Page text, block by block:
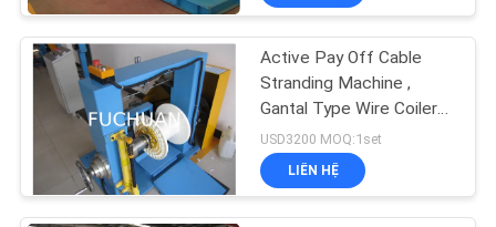
LIÊN
HỆ
TỨC
Active Pay Off Cable
Stranding Machine ,
Gantal Type Wire Coiler
Machine
USD3200 MOQ:1set
LIÊN HỆ